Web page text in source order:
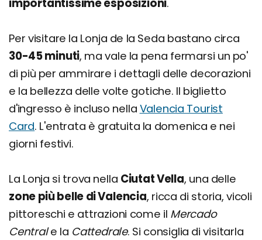
importantissime esposizioni.
Per visitare la Lonja de la Seda bastano circa
30-45 minuti, ma vale la pena fermarsi un po'
di più per ammirare i dettagli delle decorazioni
e la bellezza delle volte gotiche. Il biglietto
d'ingresso è incluso nella Valencia Tourist
Card. L'entrata è gratuita la domenica e nei
giorni festivi.
La Lonja si trova nella Ciutat Vella, una delle
zone più belle di Valencia, ricca di storia, vicoli
pittoreschi e attrazioni come il Mercado
Centrale la Cattedrale. Si consiglia di visitarla